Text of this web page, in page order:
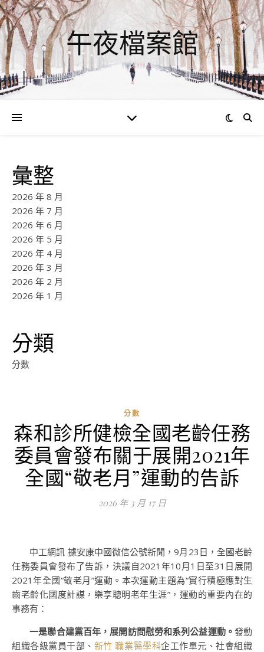
午夜檔案館
彙整
2026 年 8 月
2026 年 7 月
2026 年 6 月
2026 年 5 月
2026 年 4 月
2026 年 3 月
2026 年 2 月
2026 年 1 月
分類
分數
分數
森和診所健檢全國老齡任務
委員會發布關于展開2021年
全國“敬老月”運動的告訴
2026 年 3 月 17 日
中工網訊 據安康中國微信公號新聞，9月23日，全國老齡
任務委員會發布了告訴，決議自2021年10月1日至31日展開
2021年全國“敬老月”運動。本次運動主題為“實行積極應對生
齒老齡化國度計謀，樂享聰明老年生涯”，運動的重要內在的
事務有：
一是聯合建黨百年，展開訪問慰勞和系列公益運動。 發動
組織各級黨員干部、 新竹 職業醫學科企工作單元、社會組織
0